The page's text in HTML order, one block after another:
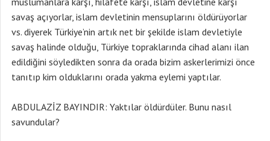
savaş açıyorlar, islam devletinin mensuplarını öldürüyorlar
vs. diyerek Türkiye’nin artık net bir şekilde islam devletiyle
savaş halinde olduğu, Türkiye topraklarında cihad alanı ilan
edildiğini söyledikten sonra da orada bizim askerlerimizi önce
tanıtıp kim olduklarını orada yakma eylemi yaptılar.
ABDULAZİZ BAYINDIR: Yaktılar öldürdüler. Bunu nasıl
savundular?